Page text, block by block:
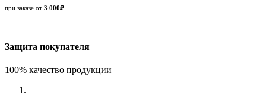
при заказе от 3 000₽
Защита покупателя
100% качество продукции